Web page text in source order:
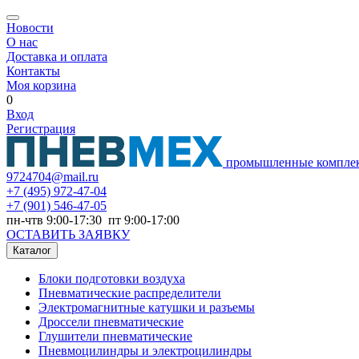
Новости
О нас
Доставка и оплата
Контакты
Моя корзина
0
Вход
Регистрация
промышленные
9724704@mail.ru
+7 (495) 972-47-04
+7 (901) 546-47-05
пн-чтв 9:00-17:30 пт 9:00-17:00
ОСТАВИТЬ ЗАЯВКУ
Каталог
Блоки подготовки воздуха
Пневматические распределители
Электромагнитные катушки и разъемы
Дроссели пневматические
Глушители пневматические
Пневмоцилиндры и электроцилиндры